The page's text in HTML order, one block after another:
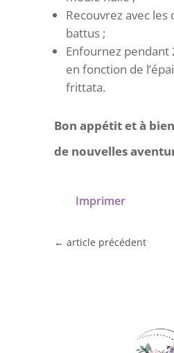
Recouvrez avec
battus ;
Enfournez pendant
en fonction de
frittata.
Bon appétit et à
de nouvelles
Imprimer
←article précédent